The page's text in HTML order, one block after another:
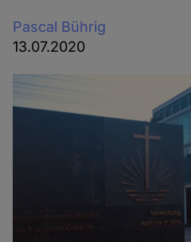
Pascal Bührig
13.07.2020